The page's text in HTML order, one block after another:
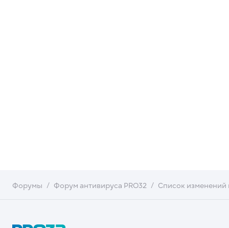
Форумы Форум антивируса PRO32 Список изменений